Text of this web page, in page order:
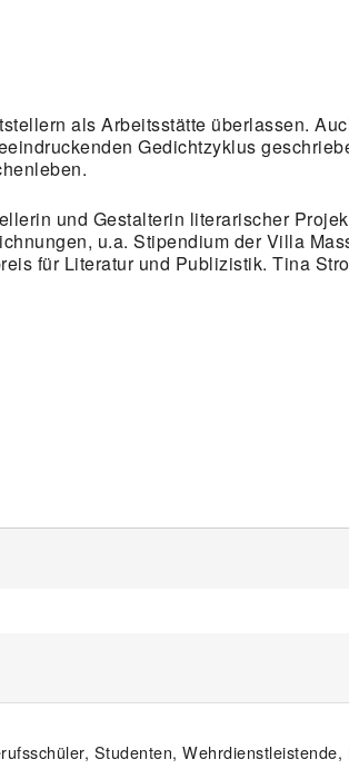
als Arbeitsstätte überlassen.
Gedichtzyklus
und Gestalterin literarischer
u.a. Stipendium der Villa
für Literatur und Publizistik. Tina
Studenten,